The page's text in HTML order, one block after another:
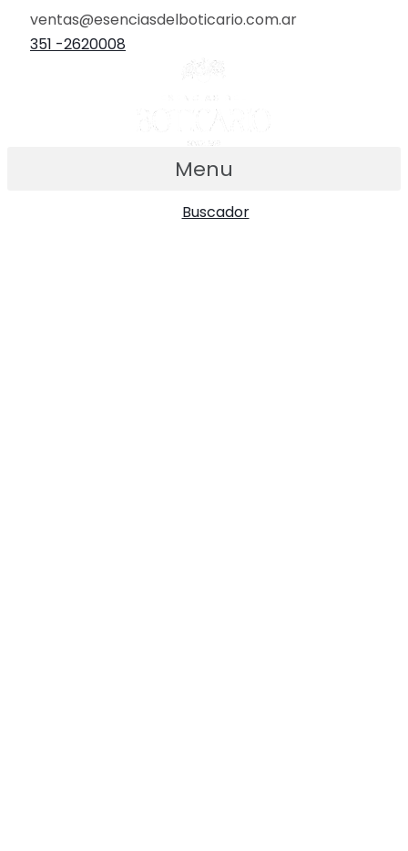
ventas@esenciasdelboticario.com.ar
351 -2620008
Menu
Buscador